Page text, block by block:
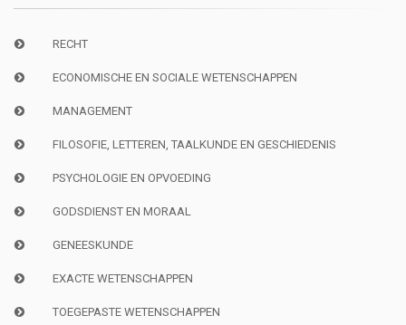
RECHT
ECONOMISCHE EN SOCIALE WETENSCHAPPEN
MANAGEMENT
FILOSOFIE, LETTEREN, TAALKUNDE EN GESCHIEDENIS
PSYCHOLOGIE EN OPVOEDING
GODSDIENST EN MORAAL
GENEESKUNDE
EXACTE WETENSCHAPPEN
TOEGEPASTE WETENSCHAPPEN